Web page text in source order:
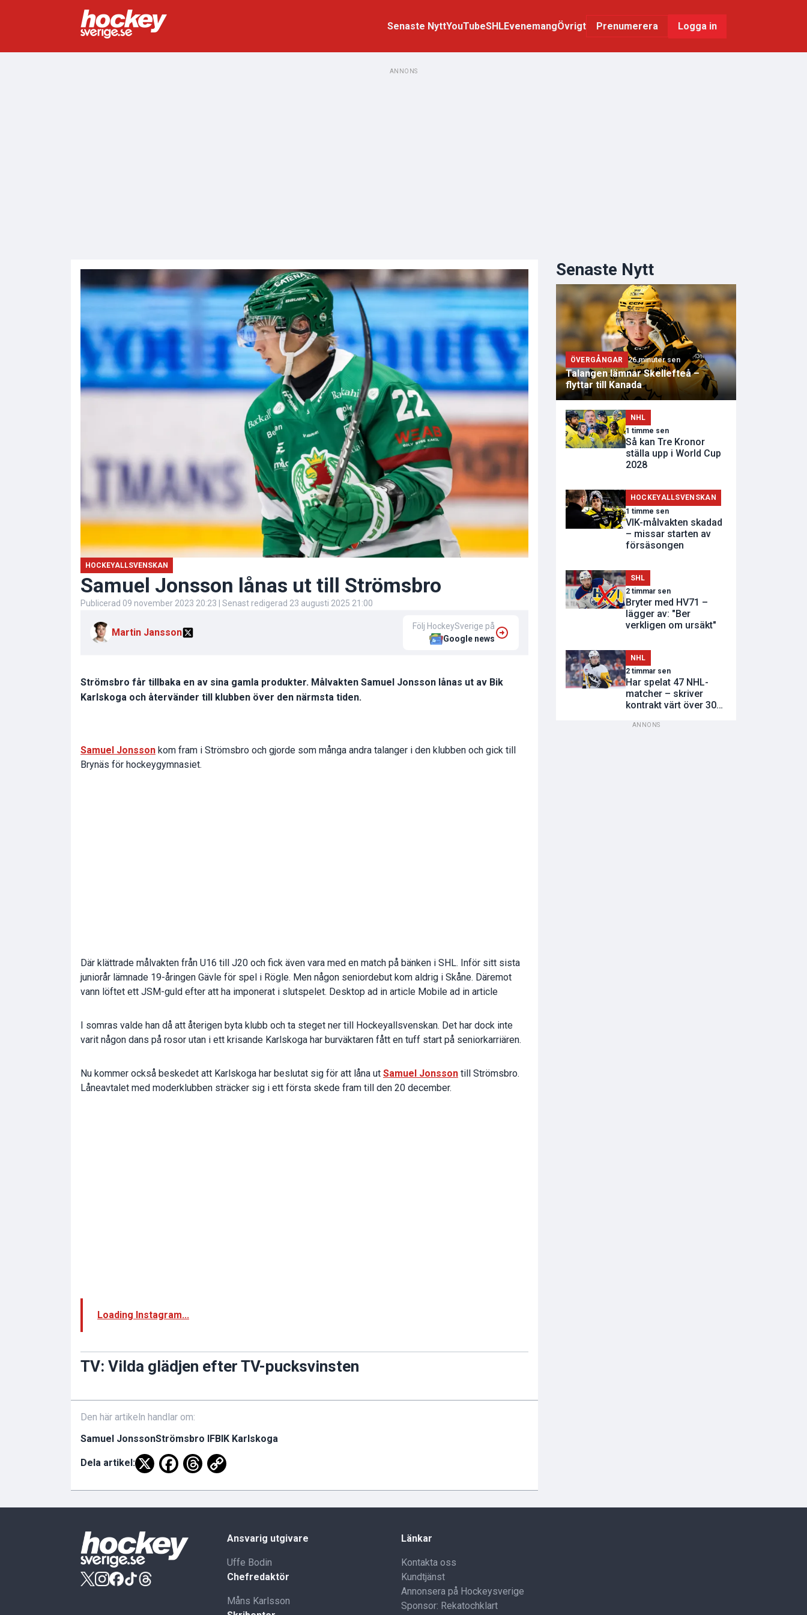
Senaste NyttYouTubeSHLEvenemangÖvrigt Prenumerera Logga in
ANNONS
HOCKEYALLSVENSKAN
Samuel Jonsson lånas ut till Strömsbro
Publicerad 09 november 2023 20:23 | Senast redigerad 23 augusti 2025 21:00
Martin Jansson
Följ HockeySverige på
Google news
Strömsbro får tillbaka en av sina gamla produkter. Målvakten Samuel Jonsson lånas ut av Bik
Karlskoga och återvänder till klubben över den närmsta tiden.
Samuel Jonsson kom fram i Strömsbro och gjorde som många andra talanger i den klubben och gick till
Brynäs för hockeygymnasiet.
Där klättrade målvakten från U16 till J20 och fick även vara med en match på bänken i SHL. Inför sitt sista
juniorår lämnade 19-åringen Gävle för spel i Rögle. Men någon seniordebut kom aldrig i Skåne. Däremot
vann löftet ett JSM-guld efter att ha imponerat i slutspelet. Desktop ad in article Mobile ad in article
I somras valde han då att återigen byta klubb och ta steget ner till Hockeyallsvenskan. Det har dock inte
varit någon dans på rosor utan i ett krisande Karlskoga har burväktaren fått en tuff start på seniorkarriären.
Nu kommer också beskedet att Karlskoga har beslutat sig för att låna ut Samuel Jonsson till Strömsbro.
Låneavtalet med moderklubben sträcker sig i ett första skede fram till den 20 december.
Loading Instagram...
TV: Vilda glädjen efter TV-pucksvinsten
Den här artikeln handlar om:
Samuel JonssonStrömsbro IFBIK Karlskoga
Dela artikel:
Senaste Nytt
ÖVERGÅNGAR 26 minuter sen
Talangen lämnar Skellefteå –
flyttar till Kanada
NHL
1 timme sen
Så kan Tre Kronor
ställa upp i World Cup
2028
HOCKEYALLSVENSKAN
1 timme sen
VIK-målvakten skadad
– missar starten av
försäsongen
SHL
2 timmar sen
Bryter med HV71 –
lägger av: "Ber
verkligen om ursäkt"
NHL
2 timmar sen
Har spelat 47 NHL-
matcher – skriver
kontrakt värt över 300
ANNONS
Ansvarig utgivare
Uffe Bodin
Chefredaktör
Måns Karlsson
Länkar
Kontakta oss
Kundtjänst
Annonsera på Hockeysverige
Sponsor: Rekatochklart